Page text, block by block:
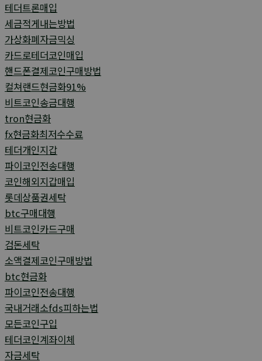
테더트론매입
세금적게내는방법
가상화폐자금믹싱
카드로테더코인매입
핸드폰결제코인구매방법
컬쳐랜드현금화91%
비트코인송금대행
tron현금화
fx현금화최저수수료
테더개인지갑
파이코인전송대행
코인해외지갑매입
롯데상품권세탁
btc구매대행
비트코인카드구매
검돈세탁
소액결제코인구매방법
btc현금화
파이코인전송대행
국내거래소fds피하는법
모든코인구입
테더코인계좌이체
자금세탁